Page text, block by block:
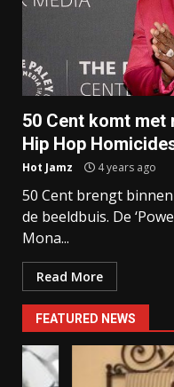
50 Cent komt met
Hip Hop
Hot Jamz 4 years ago
50 Cent brengt
de beeldbuis. De
Mona...
Read More
FEATURED NEWS